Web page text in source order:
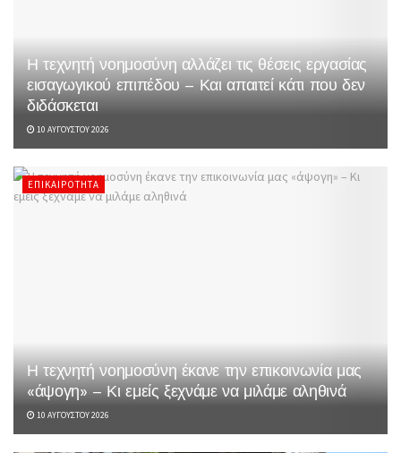
Η τεχνητή νοημοσύνη αλλάζει τις θέσεις εργασίας
εισαγωγικού επιπέδου – Και απαιτεί κάτι που δεν
διδάσκεται
10 ΑΥΓΟΎΣΤΟΥ 2026
ΕΠΙΚΑΙΡΌΤΗΤΑ
Η τεχνητή νοημοσύνη έκανε την επικοινωνία μας
«άψογη» – Κι εμείς ξεχνάμε να μιλάμε αληθινά
10 ΑΥΓΟΎΣΤΟΥ 2026